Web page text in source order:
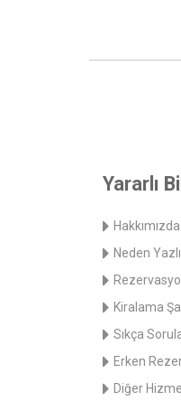
Yararlı
Hakkımızda
Neden
Kiralama
Sıkça
Erken
Diğer